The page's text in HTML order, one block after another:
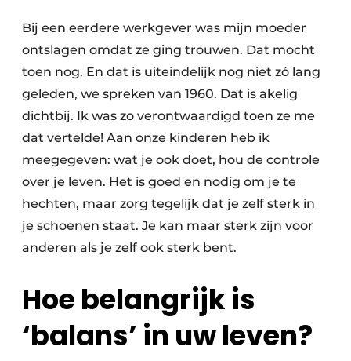
Bij een eerdere werkgever was mijn moeder
ontslagen omdat ze ging trouwen. Dat mocht
toen nog. En dat is uiteindelijk nog niet zó lang
geleden, we spreken van 1960. Dat is akelig
dichtbij. Ik was zo verontwaardigd toen ze me
dat vertelde! Aan onze kinderen heb ik
meegegeven: wat je ook doet, hou de controle
over je leven. Het is goed en nodig om je te
hechten, maar zorg tegelijk dat je zelf sterk in
je schoenen staat. Je kan maar sterk zijn voor
anderen als je zelf ook sterk bent.
Hoe belangrijk is
‘balans’ in uw leven?